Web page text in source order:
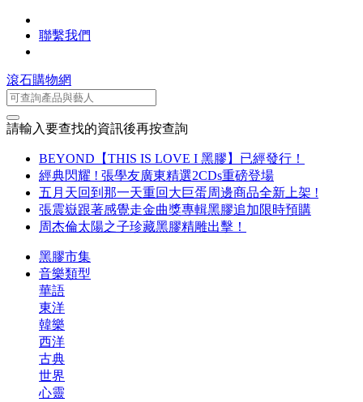
聯繫我們
滾石購物網
請輸入要查找的資訊後再按查詢
BEYOND【THIS IS LOVE I 黑膠】已經發行！
經典閃耀 ! 張學友廣東精選2CDs重磅登場
五月天回到那一天重回大巨蛋周邊商品全新上架 !
張震嶽跟著感覺走金曲獎專輯黑膠追加限時預購
周杰倫太陽之子珍藏黑膠精雕出擊！
黑膠市集
音樂類型
華語
東洋
韓樂
西洋
古典
世界
心靈